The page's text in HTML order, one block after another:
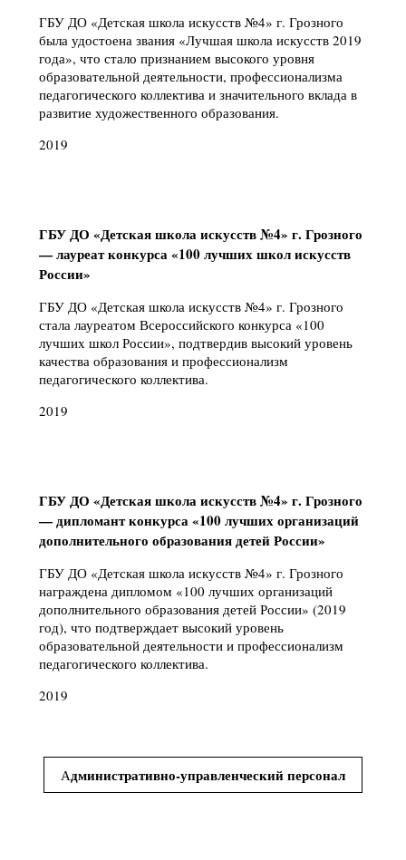
ГБУ ДО «Детская школа искусств №4» г. Грозного
была удостоена звания «Лучшая школа искусств 2019
года», что стало признанием высокого уровня
образовательной деятельности, профессионализма
педагогического коллектива и значительного вклада в
развитие художественного образования.
2019
ГБУ ДО «Детская школа искусств №4» г. Грозного
— лауреат конкурса «100 лучших школ искусств
России»
ГБУ ДО «Детская школа искусств №4» г. Грозного
стала лауреатом Всероссийского конкурса «100
лучших школ России», подтвердив высокий уровень
качества образования и профессионализм
педагогического коллектива.
2019
ГБУ ДО «Детская школа искусств №4» г. Грозного
— дипломант конкурса «100 лучших организаций
дополнительного образования детей России»
ГБУ ДО «Детская школа искусств №4» г. Грозного
награждена дипломом «100 лучших организаций
дополнительного образования детей России» (2019
год), что подтверждает высокий уровень
образовательной деятельности и профессионализм
педагогического коллектива.
2019
Административно-управленческий персонал